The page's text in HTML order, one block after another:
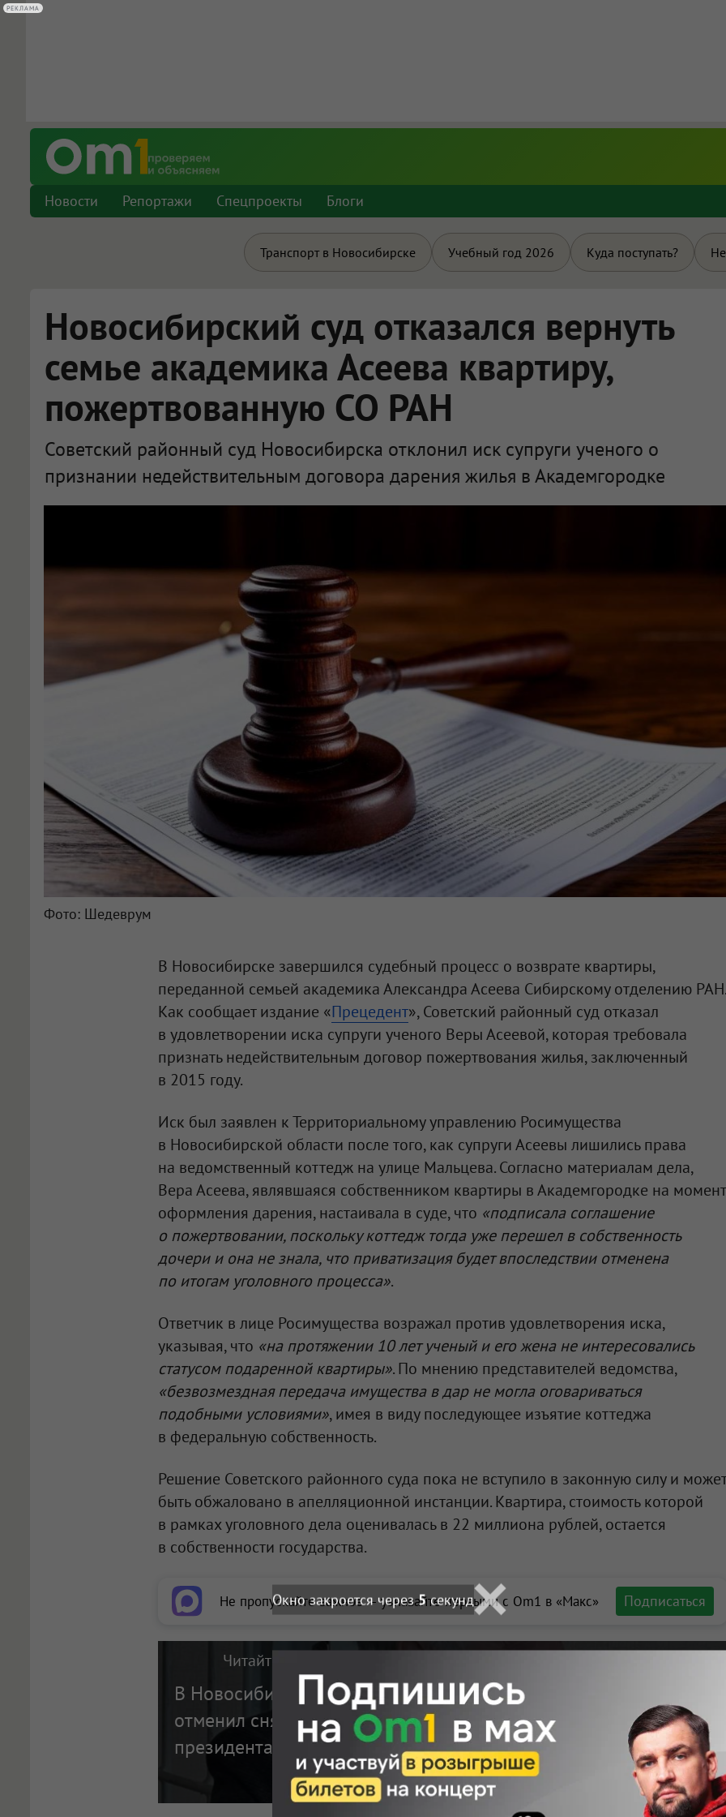
РЕКЛАМА
Новости Репортажи Спецпроекты Блоги
Транспорт в Новосибирске Учебный год 2026 Куда поступать?
Новосибирский суд отказался вернуть
семье академика Асеева квартиру,
пожертвованную СО РАН
Советский районный суд Новосибирска отклонил иск супруги ученого о
признании недействительным договора дарения жилья в Академгородке
Фото: Шедеврум
В Новосибирске завершился судебный процесс о возврате квартиры,
переданной семьей академика Александра Асеева Сибирскому отделению РАН.
Как сообщает издание «Прецедент», Советский районный суд отказал
в удовлетворении иска супруги ученого Веры Асеевой, которая требовала
признать недействительным договор пожертвования жилья, заключенный
в 2015 году.
Иск был заявлен к Территориальному управлению Росимущества
в Новосибирской области после того, как супруги Асеевы лишились права
на ведомственный коттедж на улице Мальцева. Согласно материалам дела,
Вера Асеева, являвшаяся собственником квартиры в Академгородке на момент
оформления дарения, настаивала в суде, что «подписала соглашение
о пожертвовании, поскольку коттедж тогда уже перешел в собственность
дочери и она не знала, что приватизация будет впоследствии отменена
по итогам уголовного процесса».
Ответчик в лице Росимущества возражал против удовлетворения иска,
указывая, что «на протяжении 10 лет ученый и его жена не интересовались
статусом подаренной квартиры». По мнению представителей ведомства,
«безвозмездная передача имущества в дар не могла оговариваться
подобными условиями», имея в виду последующее изъятие коттеджа
в федеральную собственность.
Решение Советского районного суда пока не вступило в законную силу и может
быть обжаловано в апелляционной инстанции. Квартира, стоимость которой
в рамках уголовного дела оценивалась в 22 миллиона рублей, остается
в собственности государства.
Не пропускайте важное — узнавайте первыми с Om1 в «Макс» Подписаться
Читайте также на портале Om1.ru
В Новосибирске Кассационный суд
отменил снятие судимости с экс-
президента СО РАН Асеева
Окно закроется через4секунд
РЕКЛАМА